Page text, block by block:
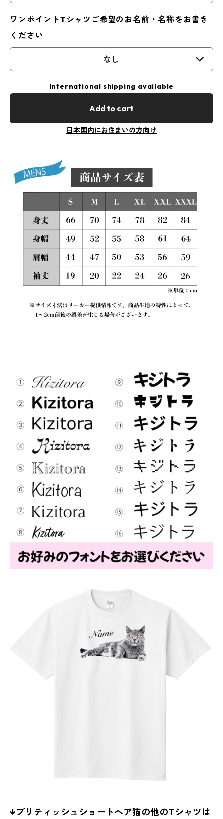
ワンポイントTシャツご希望のお名前・名称をお書き
ください
なし
International shipping available
Add to cart
日本国内にお住まいの方向け
↓ブリティッシュショートヘア猫の他のTシャツは